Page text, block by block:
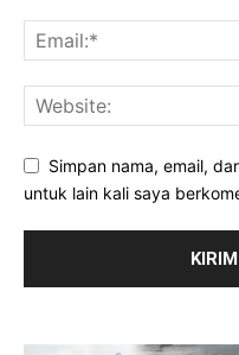
Simpan nama, email,
untuk lain kali saya